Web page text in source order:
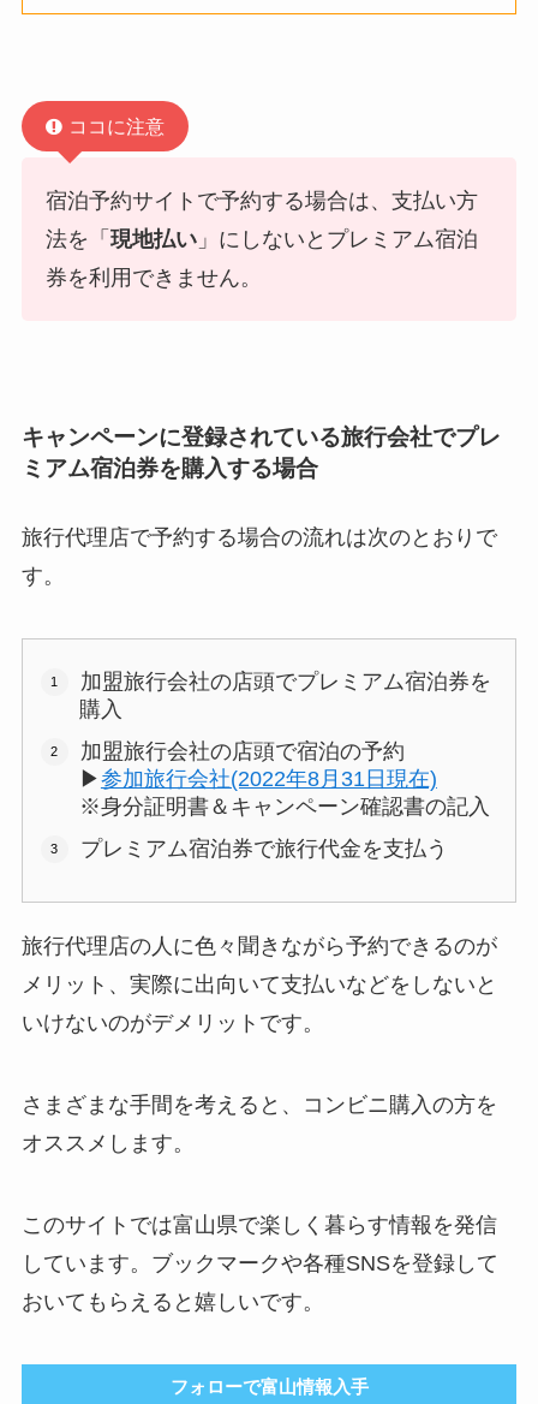
ココに注意
宿泊予約サイトで予約する場合は、支払い方
法を「 現地払い」にしないとプレミアム宿泊
券を利用できません。
キャンペーンに登録されている旅行会社でプレ
ミアム宿泊券を購入する場合
旅行代理店で予約する場合の流れは次のとおりで
す。
加盟旅行会社の店頭でプレミアム宿泊券を
購入
加盟旅行会社の店頭で宿泊の予約
▶︎参加旅行会社(2022年8月31日現在)
※身分証明書＆キャンペーン確認書の記入
プレミアム宿泊券で旅行代金を支払う
旅行代理店の人に色々聞きながら予約できるのが
メリット、実際に出向いて支払いなどをしないと
いけないのがデメリットです。
さまざまな手間を考えると、コンビニ購入の方を
オススメします。
このサイトでは富山県で楽しく暮らす情報を発信
しています。ブックマークや各種SNSを登録して
おいてもらえると嬉しいです。
フォローで富山情報入手